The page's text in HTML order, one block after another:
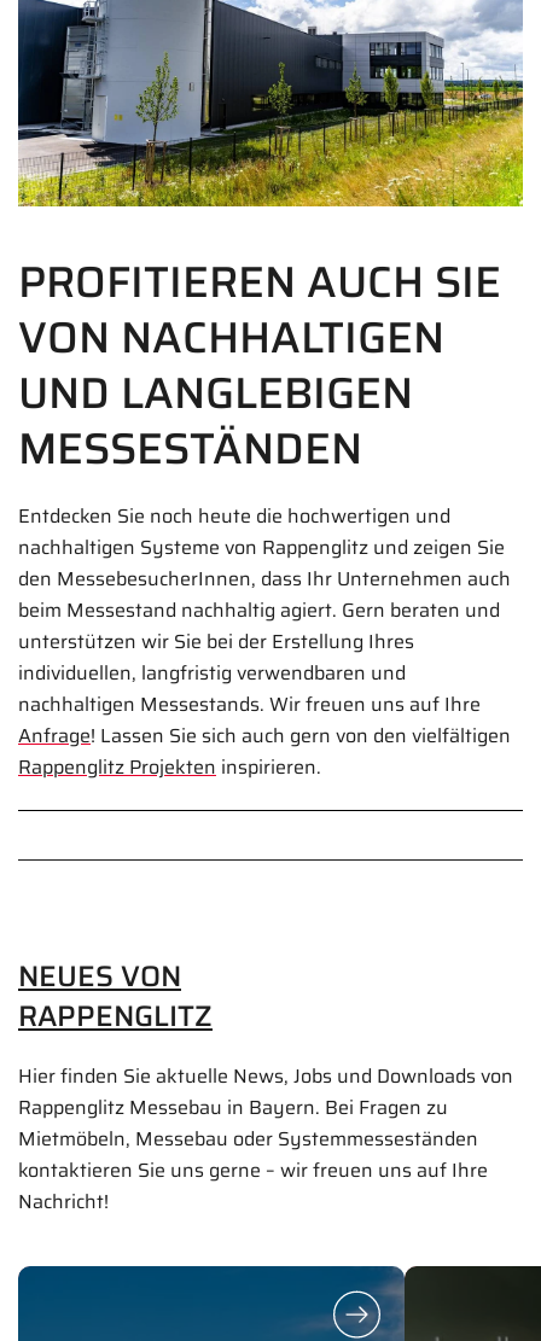
PROFITIEREN AUCH SIE
VON NACHHALTIGEN
UND LANGLEBIGEN
MESSESTÄNDEN
Entdecken Sie noch heute die hochwertigen und
nachhaltigen Systeme von Rappenglitz und zeigen Sie
den MessebesucherInnen, dass Ihr Unternehmen auch
beim Messestand nachhaltig agiert. Gern beraten und
unterstützen wir Sie bei der Erstellung Ihres
individuellen, langfristig verwendbaren und
nachhaltigen Messestands. Wir freuen uns auf Ihre
Anfrage! Lassen Sie sich auch gern von den vielfältigen
Rappenglitz Projekten inspirieren.
NEUES VON
RAPPENGLITZ
Hier finden Sie aktuelle News, Jobs und Downloads von
Rappenglitz Messebau in Bayern. Bei Fragen zu
Mietmöbeln, Messebau oder Systemmesseständen
kontaktieren Sie uns gerne – wir freuen uns auf Ihre
Nachricht!